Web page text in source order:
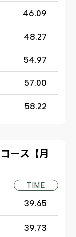
46.09
48.27
54.97
57.00
58.22
ース【月
TIME
39.65
39.73